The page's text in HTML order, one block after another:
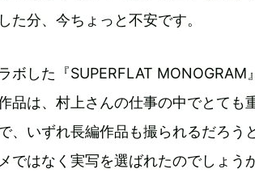
た分、今ちょっと不安です。
した『SUPERFLAT MONOGRAM
品は、村上さんの仕事の中でとても
、いずれ長編作品も撮られるだろう
ではなく実写を選ばれたのでしょう